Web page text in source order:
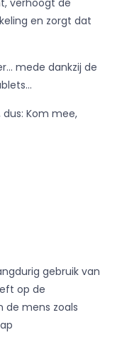
verhoogt de
en zorgt dat
mede dankzij de
dus: Kom mee,
gebruik van
op de
de mens zoals